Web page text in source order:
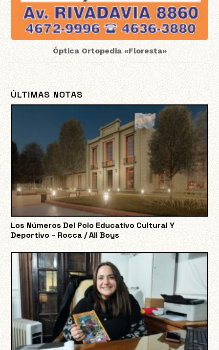
Óptica Ortopedia «Floresta»
ÚLTIMAS NOTAS
Los Números Del Polo Educativo Cultural Y
Deportivo – Rocca / All Boys